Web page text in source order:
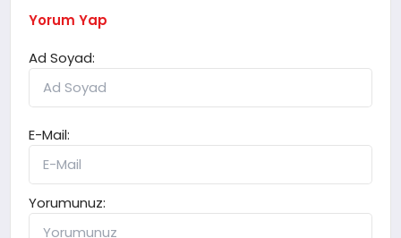
Yorum Yap
Ad Soyad:
E-Mail:
Yorumunuz: